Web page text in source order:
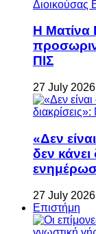
Η Ματίνα
ΠΙΣ
27 July 2026
«Δεν
δεν κάνει
27 July 2026
Επιστήμη